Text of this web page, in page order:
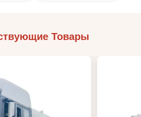
Товары